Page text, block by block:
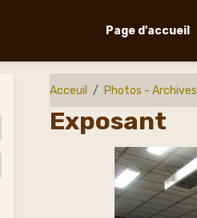
Page d'accueil
Acceuil Photos - Archives
Exposant